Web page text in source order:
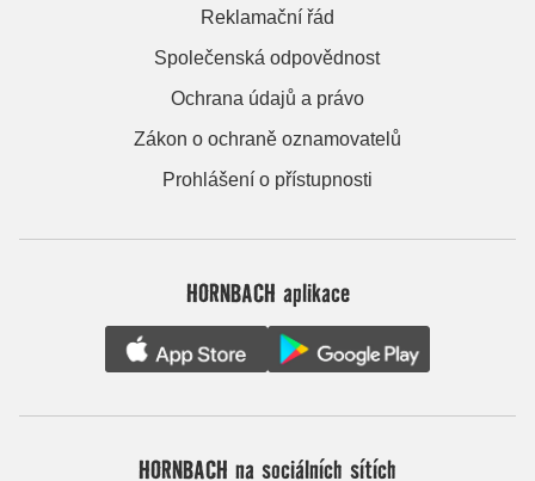
Reklamační řád
Společenská odpovědnost
Ochrana údajů a právo
Zákon o ochraně oznamovatelů
Prohlášení o přístupnosti
HORNBACH aplikace
HORNBACH na sociálních sítích